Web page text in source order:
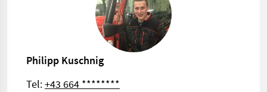
Philipp Kuschnig
Tel:+43 664 ********